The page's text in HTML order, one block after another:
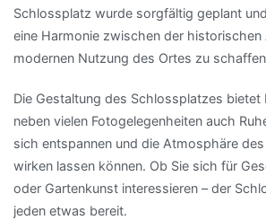
Schlossplatz wurde sorgfältig geplant
eine Harmonie zwischen der
modernen Nutzung des Ortes zu
Die Gestaltung des Schlossplatzes bietet
neben vielen Fotogelegenheiten auch
sich entspannen und die Atmosphäre
wirken lassen können. Ob Sie sich für
oder Gartenkunst interessieren – der
jeden etwas bereit.